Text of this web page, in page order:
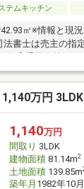
テムキッチン
㎡※情報と現
書士は売主の指
教育委員会等にご
万円 3LDK
1,140万円
間取り 3LDK
建物面積81.14m2
土地面積139.85m
築年月 1982年10